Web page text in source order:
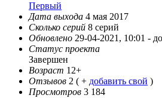
Первый
Дата выхода 4 мая 2017
Сколько серий 8 серий
Обновлено 29-04-2021, 10:01 -
Статус проекта
Завершен
Возраст 12+
Отзывов 2 ( + добавить свой )
Просмотров 3 184